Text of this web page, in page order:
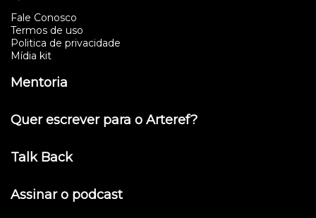
Fale Conosco
Termos de uso
Politica de privacidade
Mídia kit
Mentoria
Quer escrever para o Arteref?
Talk Back
Assinar o podcast